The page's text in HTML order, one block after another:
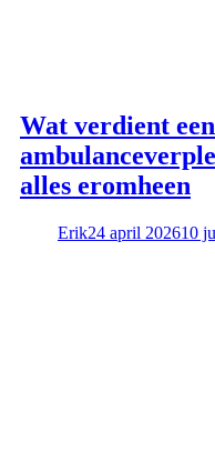
Wat verdient een
alles eromheen
Erik24 april 202610